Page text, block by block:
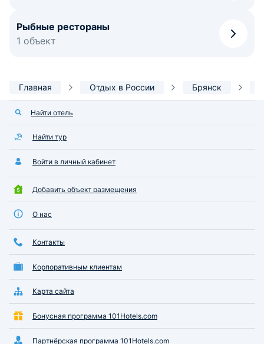
Рыбные рестораны
1 объект
Главная Отдых в России Брянск
Найти отель
Найти тур
Войти в личный кабинет
Добавить объект размещения
О нас
Контакты
Корпоративным клиентам
Карта сайта
Бонусная программа 101Hotels.com
Партнёрская программа 101Hotels.com